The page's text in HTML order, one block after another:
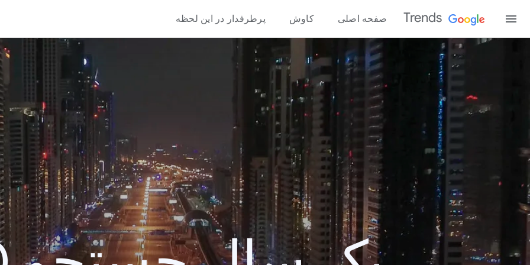
Trends صفحه اصلی کاوش پرطرفدار در این لحظه